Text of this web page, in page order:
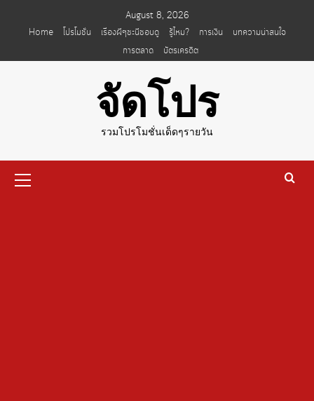
August 8, 2026
Home
โปรโมชั่น เรื่องผีๆชะนีชอบดู รู้ไหม? การเงิน
บทความน่าสนใจ
การตลาด
บัตรเครดิต
จัดโปร
รวมโปรโมชั่นเด็ดๆรายวัน
Menu